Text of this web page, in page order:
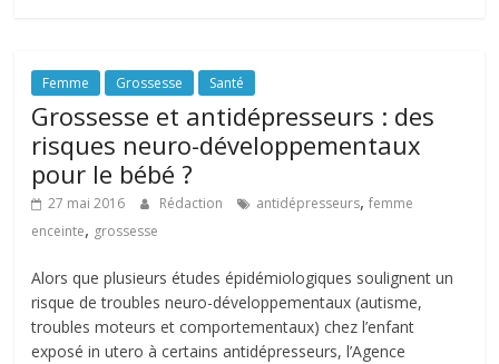
Femme Grossesse Santé
Grossesse et antidépresseurs : des
risques neuro-développementaux
pour le bébé ?
27 mai 2016 Rédaction antidépresseurs,femme
enceinte, grossesse
Alors que plusieurs études épidémiologiques soulignent un
risque de troubles neuro-développementaux (autisme,
troubles moteurs et comportementaux) chez l’enfant
exposé in utero à certains antidépresseurs, l’Agence